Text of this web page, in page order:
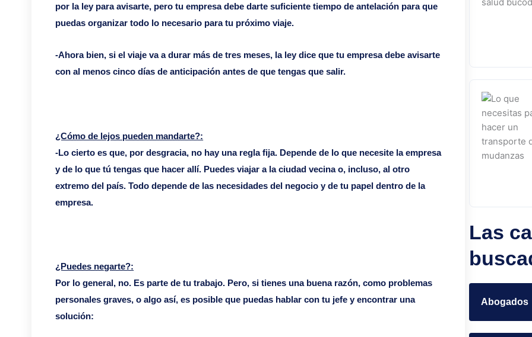
por la ley para avisarte, pero tu empresa debe darte suficiente tiempo de antelación para que
puedas organizar todo lo necesario para tu próximo viaje.
-Ahora bien, si el viaje va a durar más de tres meses, la ley dice que tu empresa debe avisarte
con al menos cinco días de anticipación antes de que tengas que salir.
¿Cómo de lejos pueden mandarte?:
-Lo cierto es que, por desgracia, no hay una regla fija. Depende de lo que necesite la empresa
y de lo que tú tengas que hacer allí. Puedes viajar a la ciudad vecina o, incluso, al otro
extremo del país. Todo depende de las necesidades del negocio y de tu papel dentro de la
empresa.
¿Puedes negarte?:
Por lo general, no. Es parte de tu trabajo. Pero, si tienes una buena razón, como problemas
personales graves, o algo así, es posible que puedas hablar con tu jefe y encontrar una
solución:
Las
Abogados